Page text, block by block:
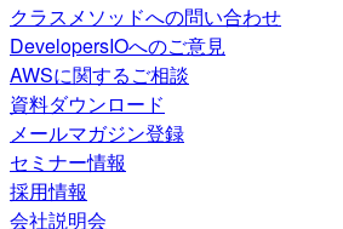
クラスメソッドへの問い合わせ
DevelopersIOへのご意見
AWSに関するご相談
資料ダウンロード
メールマガジン登録
セミナー情報
採用情報
会社説明会